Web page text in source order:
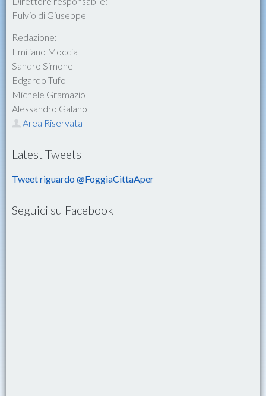
Fulvio di Giuseppe
Redazione:
Emiliano Moccia
Sandro Simone
Edgardo Tufo
Michele Gramazio
Alessandro Galano
Area Riservata
Latest Tweets
Tweet riguardo @FoggiaCittaAper
Seguici su Facebook